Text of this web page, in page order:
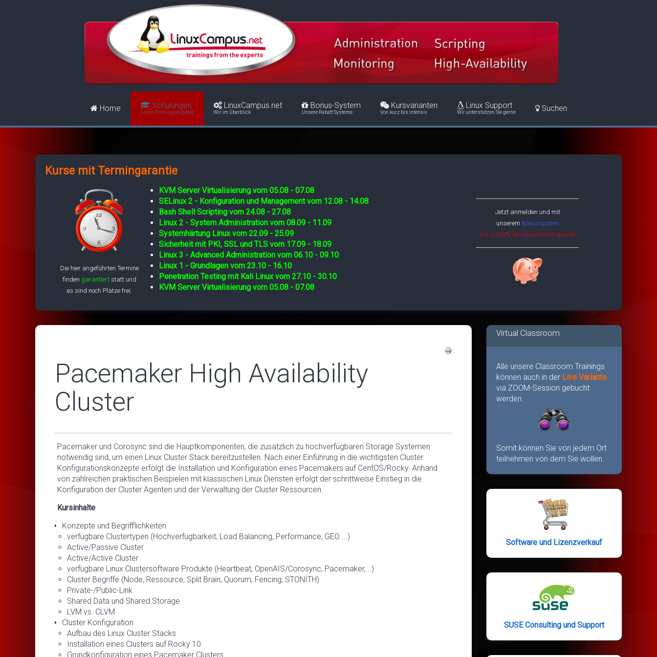
Home Schulungen
Unser Trainingsangebot
LinuxCampus.net
Wir im Überblick
Bonus-System
Unsere Rabatt Systeme
Kursvarianten
Von kurz bis intensiv
Linux Support
Wir unterstützen Sie gerne Suchen
Kurse mit Termingarantie
Die hier angeführten Termine
finden garantiert statt und
es sind noch Plätze frei.
KVM Server Virtualisierung vom 05.08 - 07.08
SELinux 2 - Konfiguration und Management vom 12.08 - 14.08
Bash Shell Scripting vom 24.08 - 27.08
Linux 2 - System Administration vom 08.09 - 11.09
Systemhärtung Linux vom 22.09 - 25.09
Sicherheit mit PKI, SSL und TLS vom 17.09 - 18.09
Linux 3 - Advanced Administration vom 06.10 - 09.10
Linux 1 - Grundlagen vom 23.10 - 16.10
Penetration Testing mit Kali Linux vom 27.10 - 30.10
KVM Server Virtualisierung vom 05.08 - 07.08
Jetzt anmelden und mit
unserem Bonussystem
bis zu 30% der Kurskosten sparen
Pacemaker High Availability
Cluster
Pacemaker und Corosync sind die Hauptkomponenten, die zusätzlich zu hochverfügbaren Storage Systemen
notwendig sind, um einen Linux Cluster Stack bereitzustellen. Nach einer Einführung in die wichtigsten Cluster
Konfigurationskonzepte erfolgt die Installation und Konfiguration eines Pacemakers auf CentOS/Rocky. Anhand
von zahlreichen praktischen Beispielen mit klassischen Linux Diensten erfolgt der schrittweise Einstieg in die
Konfiguration der Cluster Agenten und der Verwaltung der Cluster Ressourcen.
Kursinhalte
Konzepte und Begrifflichkeiten
verfügbare Clustertypen (Hochverfügbarkeit, Load Balancing, Performance, GEO ...)
Active/Passive Cluster
Active/Active Cluster
verfügbare Linux Clustersoftware Produkte (Heartbeat, OpenAIS/Corosync, Pacemaker,...)
Cluster Begriffe (Node, Ressource, Split Brain, Quorum, Fencing, STONITH)
Private-/Public-Link
Shared Data und Shared Storage
LVM vs. CLVM
Cluster Konfiguration
Aufbau des Linux Cluster Stacks
Installation eines Clusters auf Rocky 10
Grundkonfiguration eines Pacemaker Clusters
Virtual Classroom
Alle unsere Classroom Trainings
können auch in der Live Variante
via ZOOM-Session gebucht
werden.
Somit können Sie von jedem Ort
teilnehmen von dem Sie wollen.
Software und Lizenzverkauf
SUSE Consulting und Support